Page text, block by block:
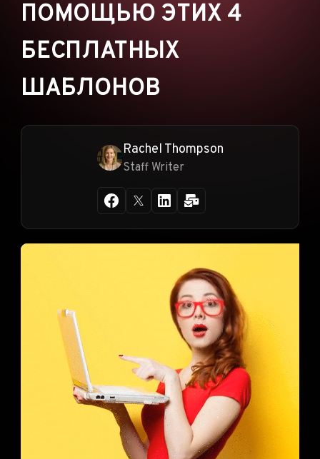
ПОМОЩЬЮ ЭТИХ 4
БЕСПЛАТНЫХ
ШАБЛОНОВ
Rachel Thompson
Staff Writer